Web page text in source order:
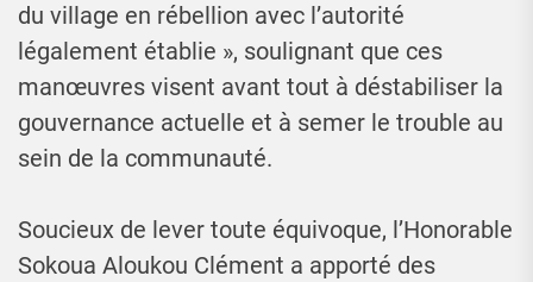
du village en rébellion avec l’autorité
légalement établie », soulignant que ces
manœuvres visent avant tout à déstabiliser la
gouvernance actuelle et à semer le trouble au
sein de la communauté.
Soucieux de lever toute équivoque, l’Honorable
Sokoua Aloukou Clément a apporté des